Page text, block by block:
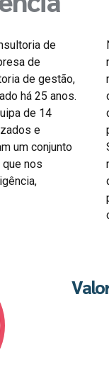
de
de
de gestão,
há 25 anos.
de 14
e
um conjunto
nos